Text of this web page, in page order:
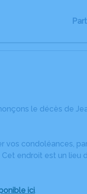
le décès de
vos condoléances,
endroit est un lieu
ici.